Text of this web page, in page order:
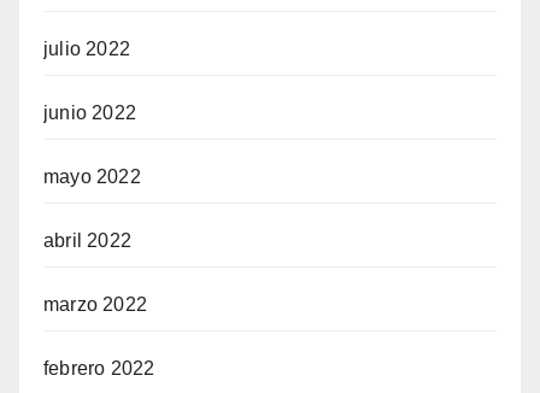
julio 2022
junio 2022
mayo 2022
abril 2022
marzo 2022
febrero 2022